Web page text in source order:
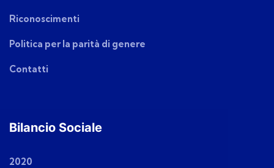
Riconoscimenti
Politica per la parità di genere
Contatti
Bilancio Sociale
2020